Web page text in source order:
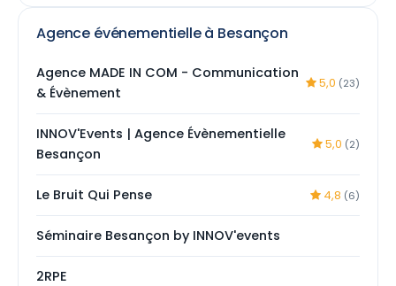
Agence événementielle à Besançon
Agence MADE IN COM - Communication
& Évènement
5,0 (23)
INNOV'Events | Agence Évènementielle
Besançon
5,0 (2)
Le Bruit Qui Pense 4,8 (6)
Séminaire Besançon by INNOV'events
2RPE